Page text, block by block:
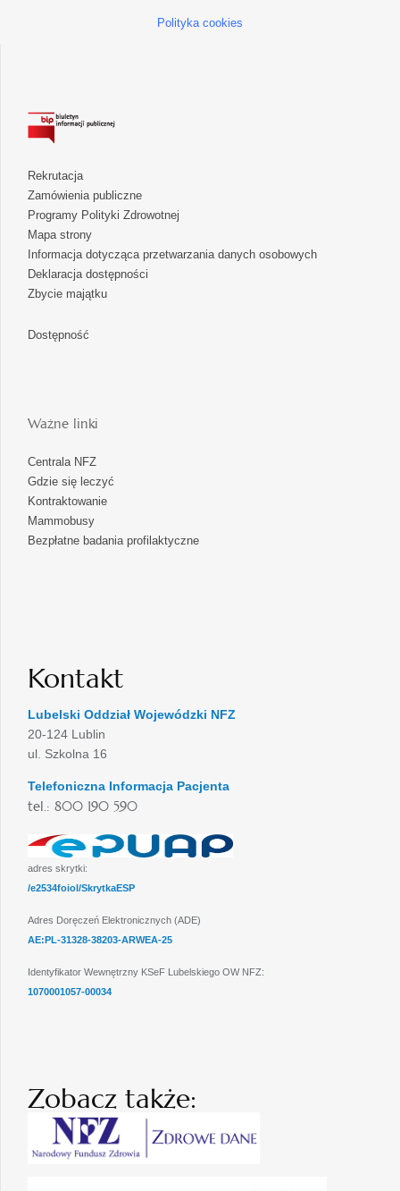
Polityka cookies
Rekrutacja
Zamówienia publiczne
Programy Polityki Zdrowotnej
Mapa strony
Informacja dotycząca przetwarzania danych osobowych
Deklaracja dostępności
Zbycie majątku
Dostępność
Ważne linki
Centrala NFZ
Gdzie się leczyć
Kontraktowanie
Mammobusy
Bezpłatne badania profilaktyczne
Kontakt
Lubelski Oddział Wojewódzki NFZ
20-124 Lublin
ul. Szkolna 16
Telefoniczna Informacja Pacjenta
tel.: 800 190 590
adres skrytki:
/e2534foiol/SkrytkaESP
Adres Doręczeń Elektronicznych (ADE)
AE:PL-31328-38203-ARWEA-25
Identyfikator Wewnętrzny KSeF Lubelskiego OW NFZ:
1070001057-00034
Zobacz także: